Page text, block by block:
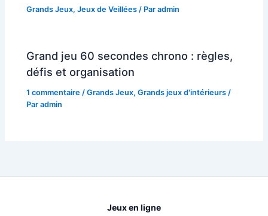
Grands Jeux,Jeux de Veillées / Paradmin
Grand jeu 60 secondes chrono : règles,
défis et organisation
1 commentaire /Grands Jeux,Grands jeux d'intérieurs /
Paradmin
Jeux en ligne